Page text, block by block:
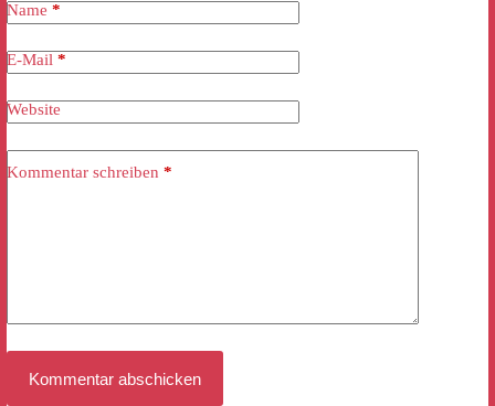
Name *
E-Mail *
Website
Kommentar schreiben *
Kommentar abschicken